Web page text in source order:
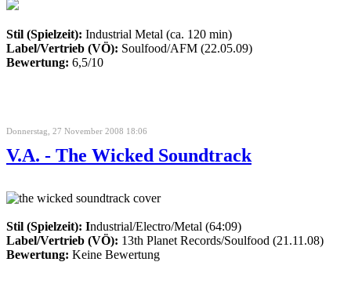
Stil (Spielzeit): Industrial Metal (ca. 120 min)
Label/Vertrieb (VÖ): Soulfood/AFM (22.05.09)
Bewertung: 6,5/10
Donnerstag, 27 November 2008 18:06
V.A. - The Wicked Soundtrack
Stil (Spielzeit): Industrial/Electro/Metal (64:09)
Label/Vertrieb (VÖ): 13th Planet Records/Soulfood (21.11.08)
Bewertung: Keine Bewertung